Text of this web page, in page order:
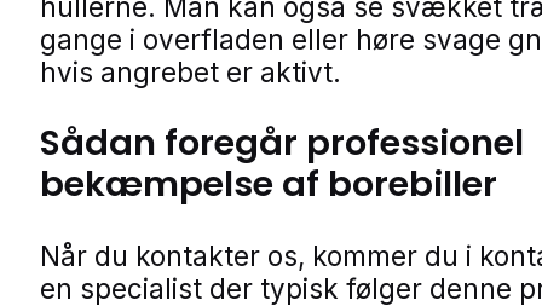
gange i overfladen eller høre svage
hvis angrebet er aktivt.
Sådan foregår professionel
bekæmpelse af borebiller
Når du kontakter os, kommer du i
en specialist der typisk følger denne